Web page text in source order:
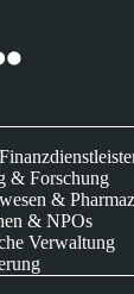
& Forschung
&
& NPOs
Verwaltung